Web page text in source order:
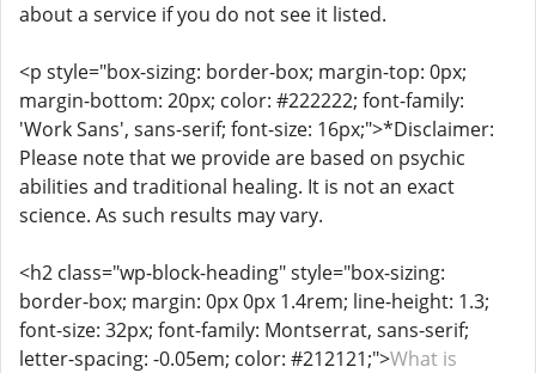
about a service if you do not see it listed.
<p style="box-sizing: border-box; margin-top: 0px;
margin-bottom: 20px; color: #222222; font-family:
'Work Sans', sans-serif; font-size: 16px;">*Disclaimer:
Please note that we provide are based on psychic
abilities and traditional healing. It is not an exact
science. As such results may vary.
<h2 class="wp-block-heading" style="box-sizing:
border-box; margin: 0px 0px 1.4rem; line-height: 1.3;
font-size: 32px; font-family: Montserrat, sans-serif;
letter-spacing: -0.05em; color: #212121;">What is